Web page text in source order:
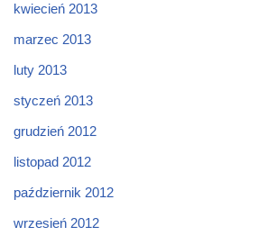
kwiecień 2013
marzec 2013
luty 2013
styczeń 2013
grudzień 2012
listopad 2012
październik 2012
wrzesień 2012